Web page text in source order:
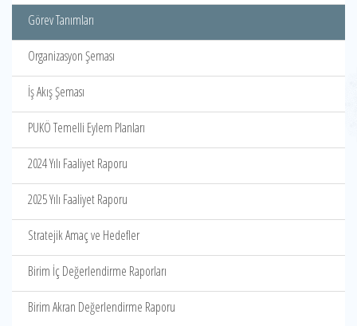
Görev Tanımları
Organizasyon Şeması
İş Akış Şeması
PUKÖ Temelli Eylem Planları
2024 Yılı Faaliyet Raporu
2025 Yılı Faaliyet Raporu
Stratejik Amaç ve Hedefler
Birim İç Değerlendirme Raporları
Birim Akran Değerlendirme Raporu